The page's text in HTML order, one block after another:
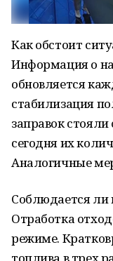
Как обстоит
Информация о
обновляется
стабилизация
заправок
сегодня их
Аналогичные
Соблюдается ли
Отработка
режиме.